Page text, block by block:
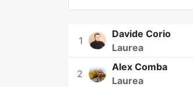
1
Davide Corio
Laurea
2
Alex Comba
Laurea